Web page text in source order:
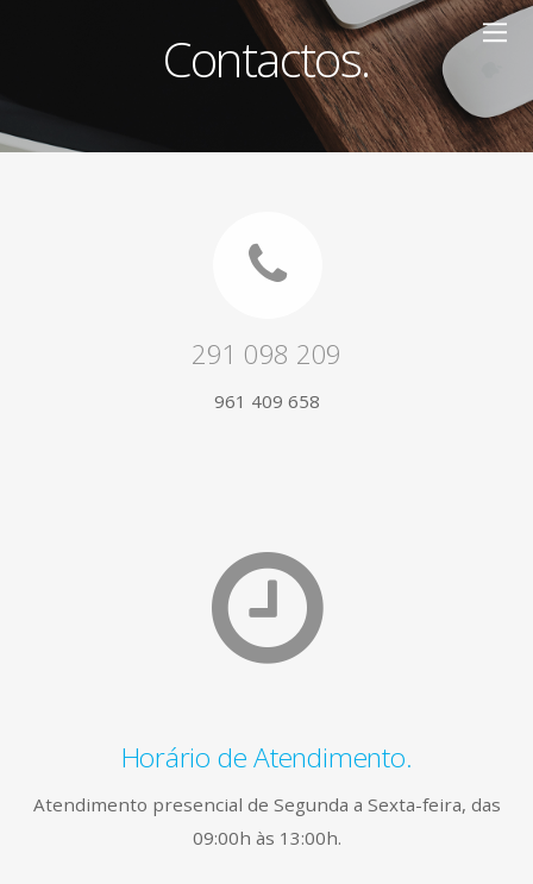
Contactos.
291 098 209
961 409 658
Horário de Atendimento.
Atendimento presencial de Segunda a Sexta-feira, das
09:00h às 13:00h.